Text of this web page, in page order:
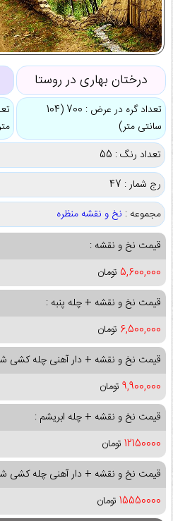
درختان بهاری در روستا
تعداد گره در عرض : 700 (104
سانتی متر)
تعداد رنگ : 55
رج شمار : 47
مجموعه : نخ و نقشه منظره
قیمت نخ و نقشه :
5,600,000 تومان
قیمت نخ و نقشه + چله پنبه :
6,500,000 تومان
قیمت نخ و نقشه + دار آهنی چله کشی
9,900,000 تومان
قیمت نخ و نقشه + چله ابریشم :
12150000 تومان
قیمت نخ و نقشه + دار آهنی چله کشی
15550000 تومان